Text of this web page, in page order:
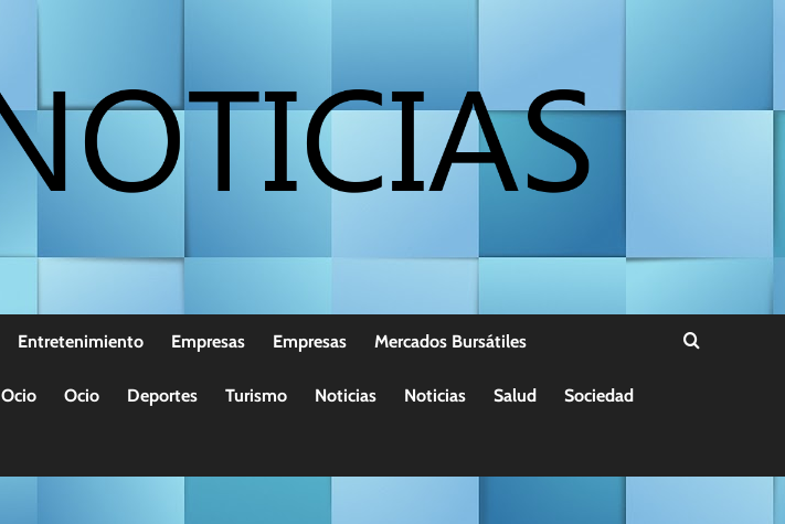
Entretenimiento Empresas Empresas Mercados Bursátiles
Ocio Ocio Deportes Turismo Noticias Noticias Salud Sociedad